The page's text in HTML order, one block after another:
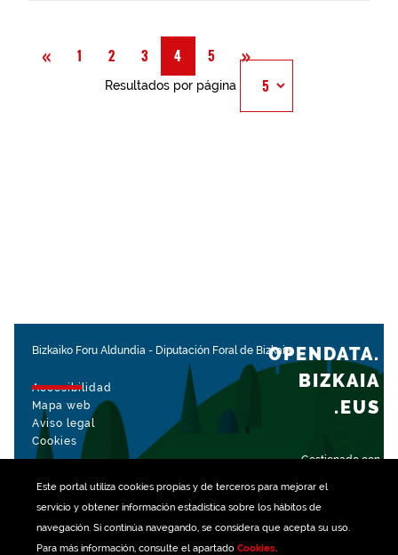
Este portal utiliza cookiespropias y de terceros para mejorar el
servicio y obtener información estadística sobre los hábitos de
navegación. Si continúa navegando, se considera que acepta su uso.
Para más información, consulte el apartado Cookies.
« Anterior
1 2 3 4 5 »Siguiente
Resultados por página
Bizkaiko Foru Aldundia - Diputación Foral de Bizkaia
Accesibilidad
Mapa web
Aviso legal
Cookies
Gestionado con
OPENDATA.
BIZKAIA
.EUS